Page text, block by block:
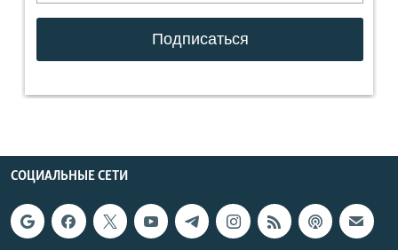
СОЦИАЛЬНЫЕ СЕТИ